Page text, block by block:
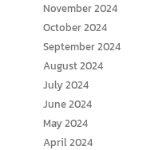
November 2024
October 2024
September 2024
August 2024
July 2024
June 2024
May 2024
April 2024